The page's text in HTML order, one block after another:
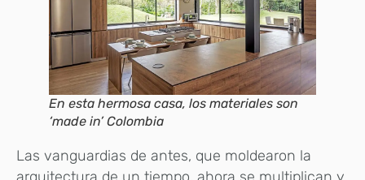
En esta hermosa casa, los materiales son
‘made in’ Colombia
Las vanguardias de antes, que moldearon la